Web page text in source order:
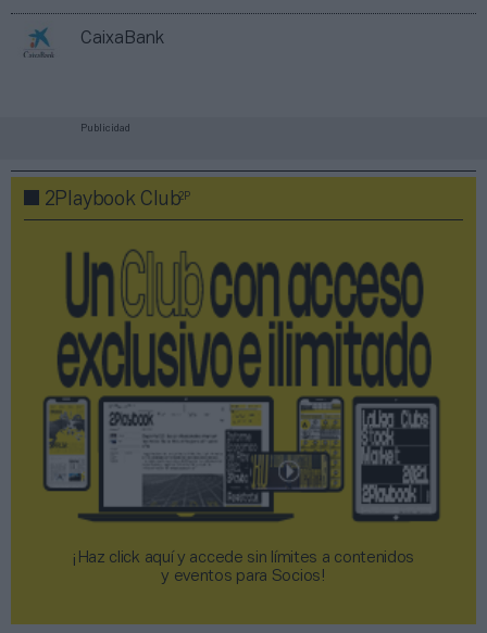
CaixaBank
Publicidad
2Playbook Club2P
¡Haz click aquí y accede sin límites a contenidos
y eventos para Socios!​​​​​​​